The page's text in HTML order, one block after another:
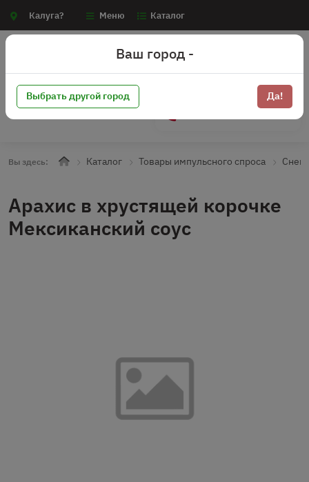
Калуга? Меню Каталог
Вы здесь: Каталог Товары импульсного спроса
Арахис в хрустящей корочке
Мексиканский соус
Ваш город -
Выбрать другой город Да!